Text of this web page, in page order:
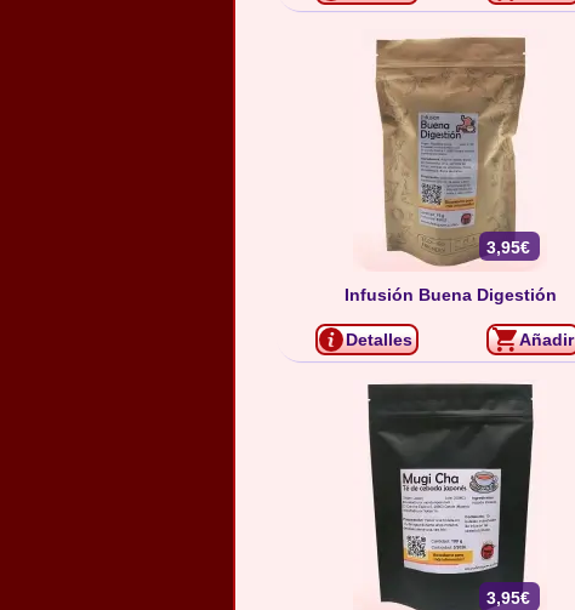
3,95€
Infusión Buena Digestión
Detalles Añadir
3,95€